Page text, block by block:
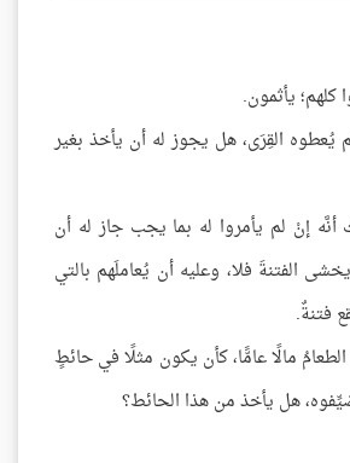
كلهم؛ يأثمون.
القِرَى، هل يجوز له أن يأخذ بغير
إنْ لم يأمروا له بما يجب جاز له أن
الفتنةَ فلا، وعليه أن يُعاملَهم بالتي
فتنةٌ.
مالًا عامًّا، كأن يكون مثلًا في حائطٍ
هل يأخذ من هذا الحائط؟